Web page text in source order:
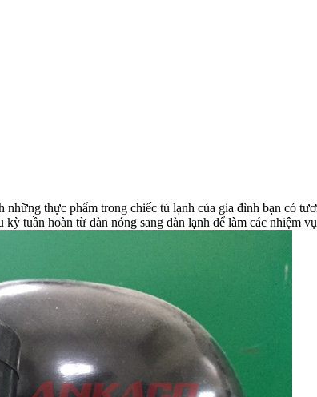
thực phẩm trong chiếc tủ lạnh của gia đình bạn có
tuần hoàn từ dàn nóng sang dàn lạnh để làm các nhiệm